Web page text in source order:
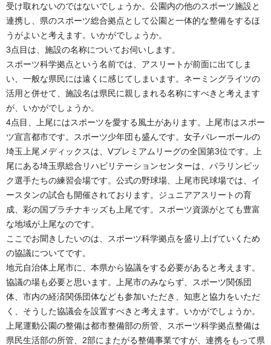
受け取れないのではないでしょうか。公園内の他のスポーツ施設と
連携し、県のスポーツ総合拠点として公園と一体的な整備をするほ
うがよいと考えます。いかがでしょうか。
3点目は、施設の名称についてお伺いします。
スポーツ科学拠点という名前では、アスリートが前面に出てしま
い、一般な県民には遠くに感じてしまいます。ネーミングライツの
活用と併せて、施設名は県民に親しまれる名称にすべきと考えます
が、いかがでしょうか。
4点目、上尾にはスポーツを愛する風土があります。上尾市はスポー
ツ宣言都市です。スポーツ少年団も盛んです。女子バレーボールの
埼玉上尾メディックスは、Vプレミアムリーグの全国第3位です。上
尾にある埼玉県総合リハビリテーションセンターは、パラリンピッ
ク選手たちの練習会場です。公式の野球場、上尾市民球場では、イ
ースタンの試合も開催されております。ジュニアアスリートの育
成、彩の国プラチナキッズも上尾です。スポーツ資源がとても豊富
な地域が上尾なのです。
ここでお聞きしたいのは、スポーツ科学拠点を盛り上げていくため
の協議についてです。
地元自治体上尾市に、本県から協議をする必要があると考えます。
協議の場も必要と思います。上尾市のみならず、スポーツ関係団
体、市内の経済関係団体なども参加いただき、知恵と協力をいただ
く、そうした協議会を設置すべきと考えます。いかがでしょうか。
上尾運動公園の整備は都市整備部の所管、スポーツ科学拠点整備は
県民生活部の所管、2部にまたがる整備事業ですが、連携をもって県